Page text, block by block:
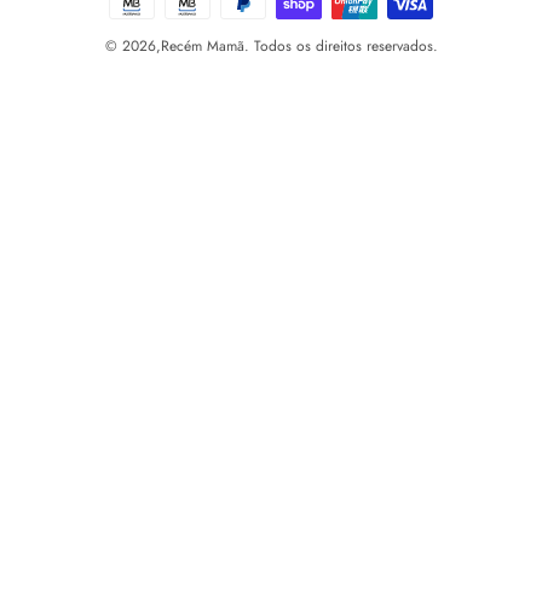
© 2026,Recém Mamã. Todos os direitos reservados.